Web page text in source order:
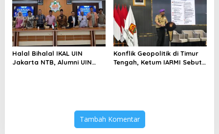
Halal Bihalal IKAL UIN
Jakarta NTB, Alumni UIN
Konflik Geopolitik di Timur
Tengah, Ketum IARMI Sebut
Tambah Komentar